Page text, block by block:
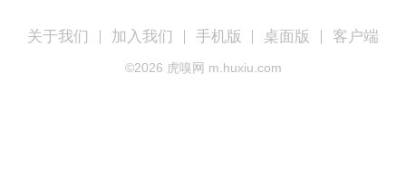
关于我们 加入我们 手机版 桌面版 客户端
©2026 虎嗅网 m.huxiu.com